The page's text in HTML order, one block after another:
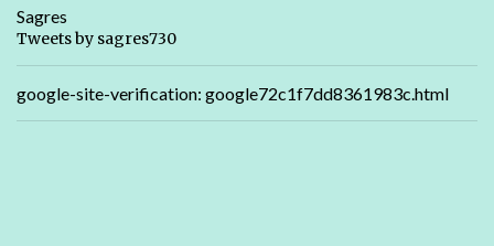
Sagres
Tweets by sagres730
google-site-verification: google72c1f7dd8361983c.html